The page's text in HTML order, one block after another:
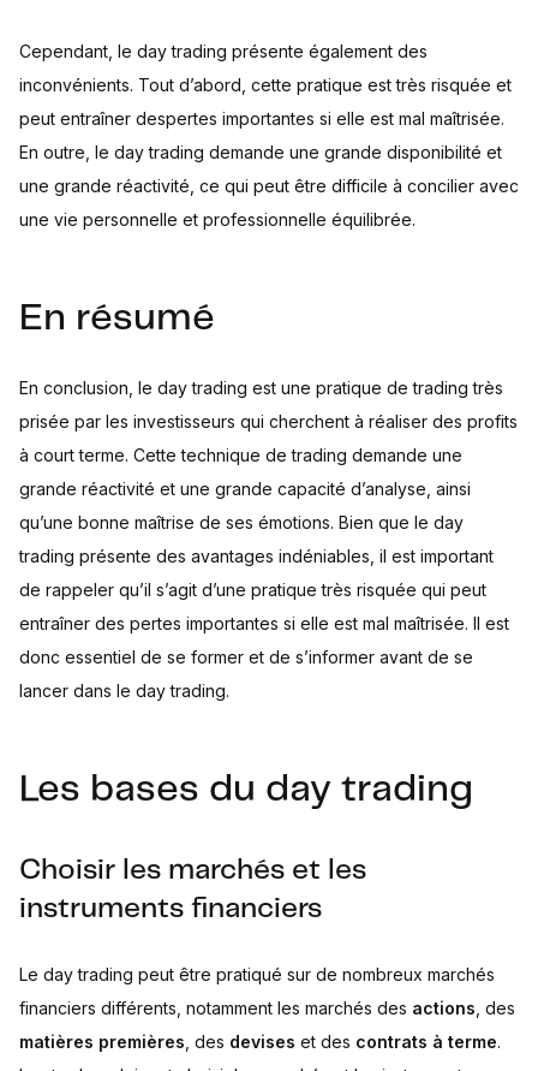
Cependant, le day trading présente également des
inconvénients. Tout d’abord, cette pratique est très risquée et
peut entraîner despertes importantes si elle est mal maîtrisée.
En outre, le day trading demande une grande disponibilité et
une grande réactivité, ce qui peut être difficile à concilier avec
une vie personnelle et professionnelle équilibrée.
En résumé
En conclusion, le day trading est une pratique de trading très
prisée par les investisseurs qui cherchent à réaliser des profits
à court terme. Cette technique de trading demande une
grande réactivité et une grande capacité d’analyse, ainsi
qu’une bonne maîtrise de ses émotions. Bien que le day
trading présente des avantages indéniables, il est important
de rappeler qu’il s’agit d’une pratique très risquée qui peut
entraîner des pertes importantes si elle est mal maîtrisée. Il est
donc essentiel de se former et de s’informer avant de se
lancer dans le day trading.
Les bases du day trading
Choisir les marchés et les
instruments financiers
Le day trading peut être pratiqué sur de nombreux marchés
financiers différents, notamment les marchés des actions , des
matières premières , des devises et des contrats à terme.